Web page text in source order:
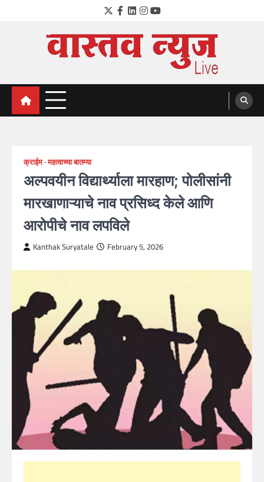
Twitter
Facebook
LinkedIn
Instagram
YouTube
VastavNEWSLive.com
a leading NEWS portal of Maharahstra
क्राईम महत्वाच्या बातम्या
अल्पवयीन विद्यार्थ्याला मारहाण; पोलीसांनी
मारखाणाऱ्याचे नाव प्रसिध्द केले आणि
आरोपीचे नाव लपविले
Kanthak Suryatale February 5, 2026